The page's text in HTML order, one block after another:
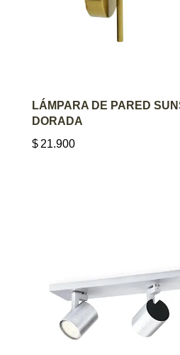
AGREGAR AL
LÁMPARA DE PARED
DORADA
$ 21.900